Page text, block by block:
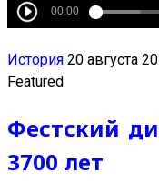
История 20 августа
Featured
Фестский
3700 лет